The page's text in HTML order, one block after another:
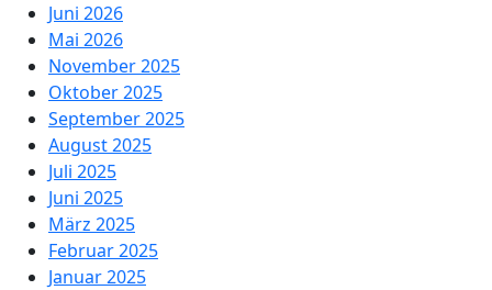
Juni 2026
Mai 2026
November 2025
Oktober 2025
September 2025
August 2025
Juli 2025
Juni 2025
März 2025
Februar 2025
Januar 2025